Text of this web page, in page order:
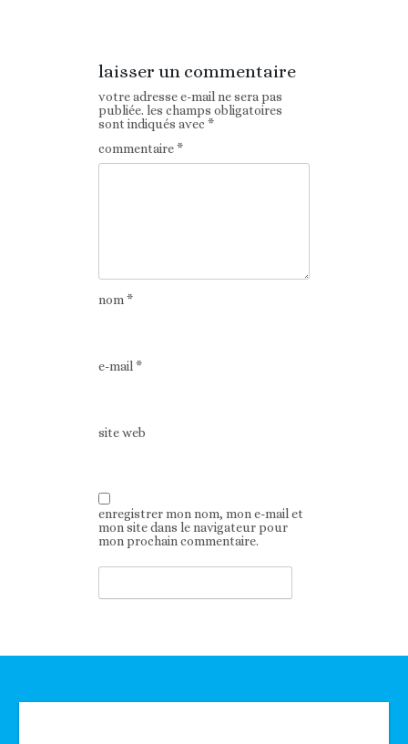
laisser un commentaire
votre adresse e-mail ne sera pas
publiée. les champs obligatoires
sont indiqués avec*
commentaire*
nom*
e-mail*
site web
enregistrer mon nom, mon e-mail et
mon site dans le navigateur pour
mon prochain commentaire.